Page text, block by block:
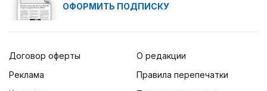
ОФОРМИТЬ ПОДПИСКУ
Договор оферты
Реклама
О редакции
Правила перепечатки